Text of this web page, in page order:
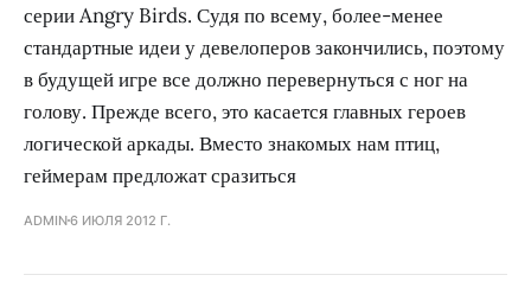
серии Angry Birds. Судя по всему, более-менее
стандартные идеи у девелоперов закончились, поэтому
в будущей игре все должно перевернуться с ног на
голову. Прежде всего, это касается главных героев
логической аркады. Вместо знакомых нам птиц,
геймерам предложат сразиться
ADMIN6 ИЮЛЯ 2012 Г.